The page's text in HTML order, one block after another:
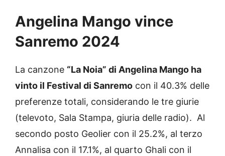
Angelina Mango vince
Sanremo 2024
La canzone “La Noia” di Angelina Mango ha
vinto il Festival di Sanremo con il 40.3% delle
preferenze totali, considerando le tre giurie
(televoto, Sala Stampa, giuria delle radio). Al
secondo posto Geolier con il 25.2%, al terzo
Annalisa con il 17.1%, al quarto Ghali con il